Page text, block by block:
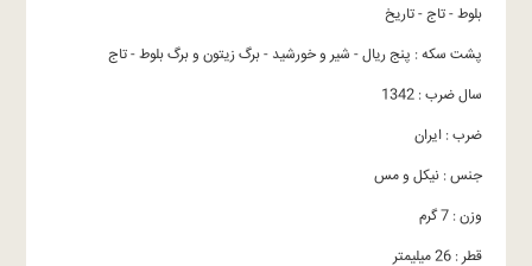
بلوط - تاج - تاریخ
پشت سکه : پنج ریال - شیر و خورشید - برگ زیتون و برگ بلوط - تاج
سال ضرب : 1342
ضرب : ایران
جنس : نیکل و مس
وزن : 7 گرم
قطر : 26 میلیمتر